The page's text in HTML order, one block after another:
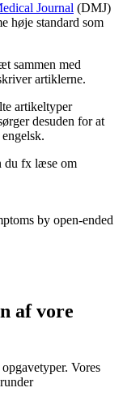
Journal (DMJ)
høje standard som
sammen med
artiklerne.
artikeltyper
desuden for at
du fx læse om
by open-ended
af vore
Vores